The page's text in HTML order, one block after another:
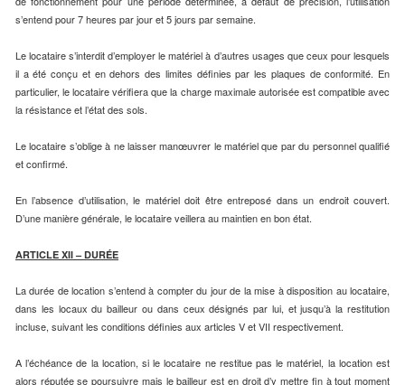
s’entend pour 7 heures par jour et 5 jours par semaine.
Le locataire s’interdit d’employer le matériel à d’autres usages que ceux pour lesquels
il a été conçu et en dehors des limites définies par les plaques de conformité. En
particulier, le locataire vérifiera que la charge maximale autorisée est compatible avec
la résistance et l’état des sols.
Le locataire s’oblige à ne laisser manœuvrer le matériel que par du personnel qualifié
et confirmé.
En l’absence d’utilisation, le matériel doit être entreposé dans un endroit couvert.
D’une manière générale, le locataire veillera au maintien en bon état.
ARTICLE XII – DURÉE
La durée de location s’entend à compter du jour de la mise à disposition au locataire,
dans les locaux du bailleur ou dans ceux désignés par lui, et jusqu’à la restitution
incluse, suivant les conditions définies aux articles V et VII respectivement.
A l’échéance de la location, si le locataire ne restitue pas le matériel, la location est
alors réputée se poursuivre mais le bailleur est en droit d’y mettre fin à tout moment